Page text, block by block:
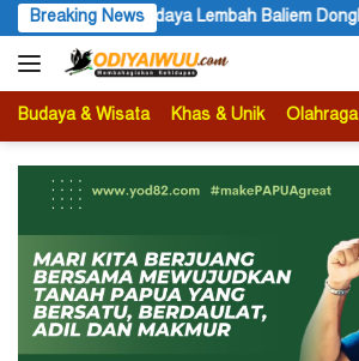
Langsung
ke
konten
Breaking News
Lembah Baliem Dongkrak UMKM
Budaya & Wisata Khas & Unik Olahraga